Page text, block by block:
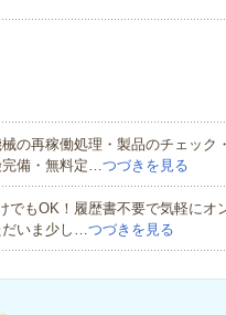
の再稼働処理・製品のチェック
備・無料定…つづきを見る
もOK！履歴書不要で気軽にオ
いま少し…つづきを見る